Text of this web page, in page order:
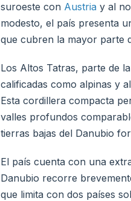
suroeste con Austria y al
modesto, el país presenta
que cubren la mayor parte
Los Altos Tatras, parte de
calificadas como alpinas y
Esta cordillera compacta
valles profundos
tierras bajas del Danubio
El país cuenta con una
Danubio recorre
que limita con dos países